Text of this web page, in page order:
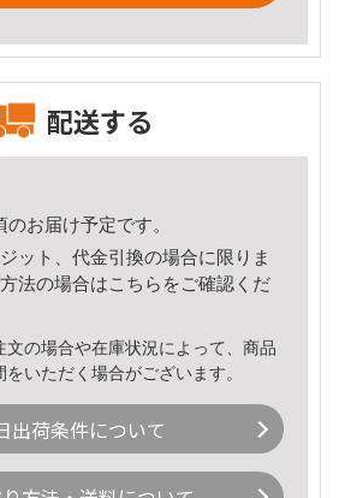
配送する
のお届け予定です。
ット、代金引換の場合に限りま
法の場合はこちら をご確認くだ
の場合や在庫状況によって、商品
いただく場合がございます。
出荷条件について